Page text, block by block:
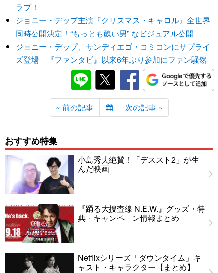
ラブ！
ジョニー・デップ主演『クリスマス・キャロル』全世界
同時公開決定！“もっとも醜い男” なビジュアル公開
ジョニー・デップ、サンディエゴ・コミコンにサプライ
ズ登場 『ファンタビ』以来6年ぶり参加にファン騒然
« 前の記事 次の記事 »
おすすめ特集
小島秀夫絶賛！「デススト2」が生
んだ映画
『踊る大捜査線 N.E.W.』グッズ・特
典・キャンペーン情報まとめ
Netflixシリーズ「ダウンタイム」キ
ャスト・キャラクター【まとめ】